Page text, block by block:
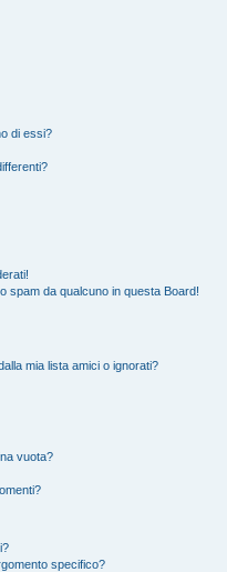
di essi?
spam da qualcuno in questa Board!
mia lista amici o ignorati?
vuota?
specifico?